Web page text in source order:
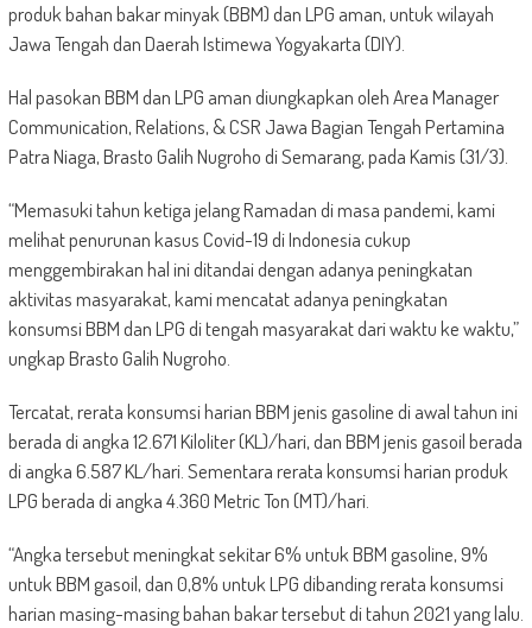
produk bahan bakar minyak (BBM) dan LPG aman, untuk wilayah
Jawa Tengah dan Daerah Istimewa Yogyakarta (DIY).
Hal pasokan BBM dan LPG aman diungkapkan oleh Area Manager
Communication, Relations, & CSR Jawa Bagian Tengah Pertamina
Patra Niaga, Brasto Galih Nugroho di Semarang, pada Kamis (31/3).
“Memasuki tahun ketiga jelang Ramadan di masa pandemi, kami
melihat penurunan kasus Covid-19 di Indonesia cukup
menggembirakan hal ini ditandai dengan adanya peningkatan
aktivitas masyarakat, kami mencatat adanya peningkatan
konsumsi BBM dan LPG di tengah masyarakat dari waktu ke waktu,”
ungkap Brasto Galih Nugroho.
Tercatat, rerata konsumsi harian BBM jenis gasoline di awal tahun ini
berada di angka 12.671 Kiloliter (KL)/hari, dan BBM jenis gasoil berada
di angka 6.587 KL/hari. Sementara rerata konsumsi harian produk
LPG berada di angka 4.360 Metric Ton (MT)/hari.
“Angka tersebut meningkat sekitar 6% untuk BBM gasoline, 9%
untuk BBM gasoil, dan 0,8% untuk LPG dibanding rerata konsumsi
harian masing-masing bahan bakar tersebut di tahun 2021 yang lalu.